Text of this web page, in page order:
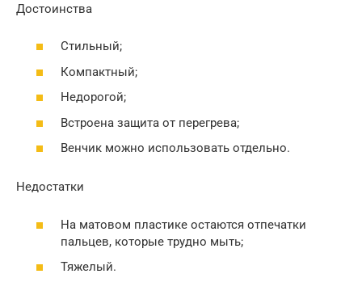
Достоинства
Стильный;
Компактный;
Недорогой;
Встроена защита от перегрева;
Венчик можно использовать отдельно.
Недостатки
На матовом пластике остаются отпечатки
пальцев, которые трудно мыть;
Тяжелый.